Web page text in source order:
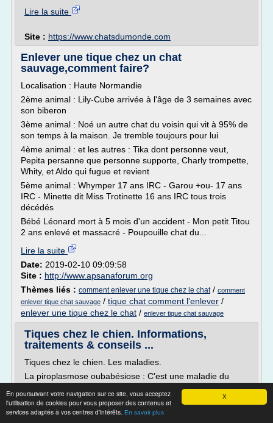
X
En poursuivant votre navigation sur ce site, vous acceptez
l'utilisation de cookies pour vous proposer des contenus et
services adaptés à vos centres d'intérêts. En savoir plus
Lire la suite
Site : https://www.chatsdumonde.com
Enlever une tique chez un chat
sauvage,comment faire?
Localisation : Haute Normandie
2ème animal : Lily-Cube arrivée à l'âge de 3 semaines avec
son biberon
3ème animal : Noé un autre chat du voisin qui vit à 95% de
son temps à la maison. Je tremble toujours pour lui
4ème animal : et les autres : Tika dont personne veut,
Pepita persanne que personne supporte, Charly trompette,
Whity, et Aldo qui fugue et revient
5ème animal : Whymper 17 ans IRC - Garou +ou- 17 ans
IRC - Minette dit Miss Trotinette 16 ans IRC tous trois
décédés
Bébé Léonard mort à 5 mois d'un accident - Mon petit Titou
2 ans enlevé et massacré - Poupouille chat du...
Lire la suite
Date: 2019-02-10 09:09:58
Site : http://www.apsanaforum.org
Thèmes liés : comment enlever une tique chez le chat/ comment
enlever tique chat sauvage / tique chat comment l'enlever /
enlever une tique chez le chat / enlever tique chat sauvage
Tiques chez le chien. Informations,
traitements & conseils ...
Tiques chez le chien. Les maladies.
La piroplasmose oubabésiose : C'est une maladie du
sang. Cela provoque l'éclatement des globules rouges du
chien et est souvent à l'origine d'une anémie. La maladie
peut gravement perturber le fonctionnement de divers